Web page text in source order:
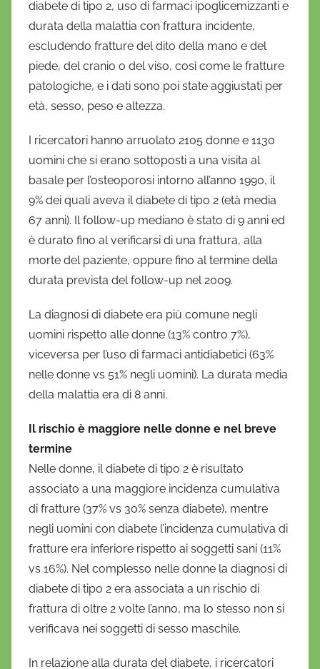
diabete di tipo 2, uso di farmaci ipoglicemizzanti e
durata della malattia con frattura incidente,
escludendo fratture del dito della mano e del
piede, del cranio o del viso, così come le fratture
patologiche, e i dati sono poi state aggiustati per
età, sesso, peso e altezza.
I ricercatori hanno arruolato 2105 donne e 1130
uomini che si erano sottoposti a una visita al
basale per l’osteoporosi intorno all’anno 1990, il
9% dei quali aveva il diabete di tipo 2 (età media
67 anni). Il follow-up mediano è stato di 9 anni ed
è durato fino al verificarsi di una frattura, alla
morte del paziente, oppure fino al termine della
durata prevista del follow-up nel 2009.
La diagnosi di diabete era più comune negli
uomini rispetto alle donne (13% contro 7%),
viceversa per l’uso di farmaci antidiabetici (63%
nelle donne vs 51% negli uomini). La durata media
della malattia era di 8 anni.
Il rischio è maggiore nelle donne e nel breve
termine
Nelle donne, il diabete di tipo 2 è risultato
associato a una maggiore incidenza cumulativa
di fratture (37% vs 30% senza diabete), mentre
negli uomini con diabete l’incidenza cumulativa di
fratture era inferiore rispetto ai soggetti sani (11%
vs 16%). Nel complesso nelle donne la diagnosi di
diabete di tipo 2 era associata a un rischio di
frattura di oltre 2 volte l’anno, ma lo stesso non si
verificava nei soggetti di sesso maschile.
In relazione alla durata del diabete, i ricercatori